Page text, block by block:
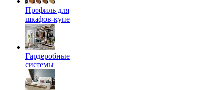
Профиль для
шкафов-купе
Гардеробные
системы